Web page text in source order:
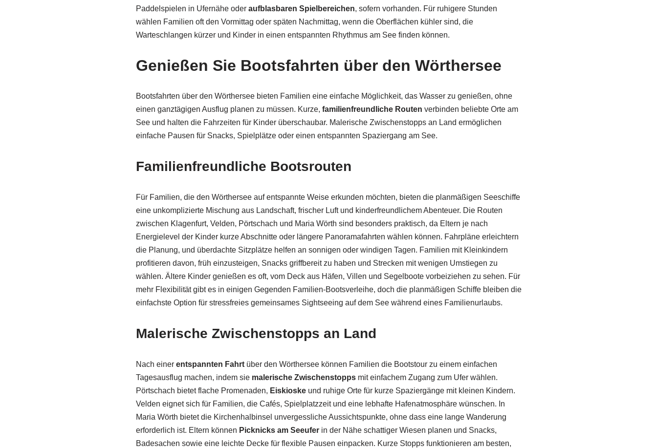
Paddelspielen in Ufernähe oder aufblasbaren Spielbereichen, sofern vorhanden. Für ruhigere Stunden
wählen Familien oft den Vormittag oder späten Nachmittag, wenn die Oberflächen kühler sind, die
Warteschlangen kürzer und Kinder in einen entspannten Rhythmus am See finden können.
Genießen Sie Bootsfahrten über den Wörthersee
Bootsfahrten über den Wörthersee bieten Familien eine einfache Möglichkeit, das Wasser zu genießen, ohne
einen ganztägigen Ausflug planen zu müssen. Kurze, familienfreundliche Routen verbinden beliebte Orte am
See und halten die Fahrzeiten für Kinder überschaubar. Malerische Zwischenstopps an Land ermöglichen
einfache Pausen für Snacks, Spielplätze oder einen entspannten Spaziergang am See.
Familienfreundliche Bootsrouten
Für Familien, die den Wörthersee auf entspannte Weise erkunden möchten, bieten die planmäßigen Seeschiffe
eine unkomplizierte Mischung aus Landschaft, frischer Luft und kinderfreundlichem Abenteuer. Die Routen
zwischen Klagenfurt, Velden, Pörtschach und Maria Wörth sind besonders praktisch, da Eltern je nach
Energielevel der Kinder kurze Abschnitte oder längere Panoramafahrten wählen können. Fahrpläne erleichtern
die Planung, und überdachte Sitzplätze helfen an sonnigen oder windigen Tagen. Familien mit Kleinkindern
profitieren davon, früh einzusteigen, Snacks griffbereit zu haben und Strecken mit wenigen Umstiegen zu
wählen. Ältere Kinder genießen es oft, vom Deck aus Häfen, Villen und Segelboote vorbeiziehen zu sehen. Für
mehr Flexibilität gibt es in einigen Gegenden Familien-Bootsverleihe, doch die planmäßigen Schiffe bleiben die
einfachste Option für stressfreies gemeinsames Sightseeing auf dem See während eines Familienurlaubs.
Malerische Zwischenstopps an Land
Nach einer entspannten Fahrtüber den Wörthersee können Familien die Bootstour zu einem einfachen
Tagesausflug machen, indem sie malerische Zwischenstoppsmit einfachem Zugang zum Ufer wählen.
Pörtschach bietet flache Promenaden, Eiskioskeund ruhige Orte für kurze Spaziergänge mit kleinen Kindern.
Velden eignet sich für Familien, die Cafés, Spielplatzzeit und eine lebhafte Hafenatmosphäre wünschen. In
Maria Wörth bietet die Kirchenhalbinsel unvergessliche Aussichtspunkte, ohne dass eine lange Wanderung
erforderlich ist. Eltern können Picknicks am Seeuferin der Nähe schattiger Wiesen planen und Snacks,
Badesachen sowie eine leichte Decke für flexible Pausen einpacken. Kurze Stopps funktionieren am besten,